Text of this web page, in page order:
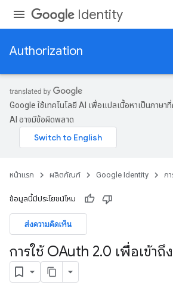
Identity
Authorization
Google ใช้เทคโนโลยี AI เพื่อแปลเนื้อหาเป็นภาษ
AI อาจมีข้อผิดพลาด
หน้าแรก ผลิตภัณฑ์ Google Identity ก
ข้อมูลนี้มีประโยชน์ไหม
ส่งความคิดเห็น
การใช้ OAuth 2.0 เพื่อเข้าถึ